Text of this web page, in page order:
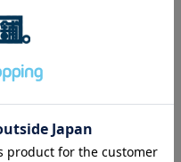
とができます。